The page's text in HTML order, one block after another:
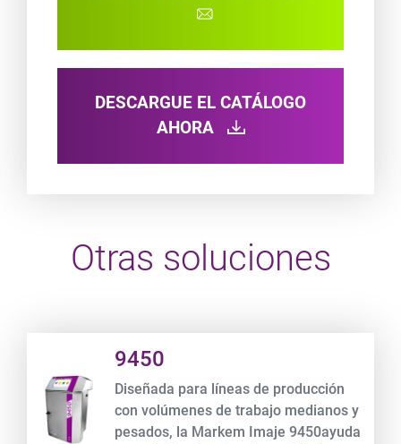
DESCARGUE EL CATÁLOGO
AHORA
Otras soluciones
9450
Diseñada para líneas de producción
con volúmenes de trabajo medianos y
pesados, la Markem Imaje 9450ayuda